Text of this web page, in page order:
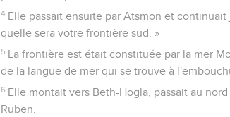
4 Elle passait ensuite par Atsmon et
quelle sera votre frontière sud. »
5 La frontière est était constituée par la mer
de la langue de mer qui se trouve à
6 Elle montait vers Beth-Hogla, passait au
Ruben.